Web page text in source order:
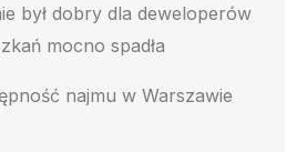
był dobry dla deweloperów
mocno spadła
najmu w Warszawie